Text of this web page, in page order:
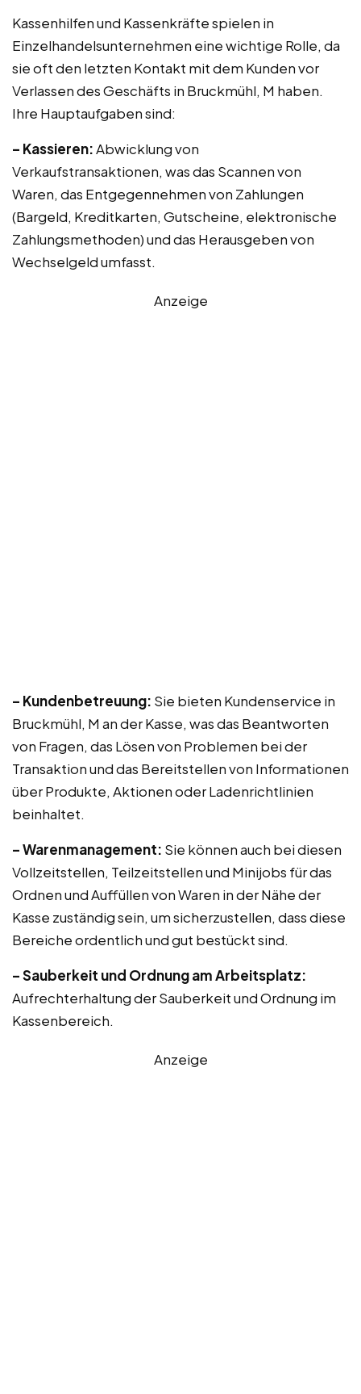
Kassenhilfen und Kassenkräfte spielen in
Einzelhandelsunternehmen eine wichtige Rolle, da
sie oft den letzten Kontakt mit dem Kunden vor
Verlassen des Geschäfts in Bruckmühl, M haben.
Ihre Hauptaufgaben sind:
– Kassieren:Abwicklung von
Verkaufstransaktionen, was das Scannen von
Waren, das Entgegennehmen von Zahlungen
(Bargeld, Kreditkarten, Gutscheine, elektronische
Zahlungsmethoden) und das Herausgeben von
Wechselgeld umfasst.
Anzeige
– Kundenbetreuung: Sie bieten Kundenservice in
Bruckmühl, M an der Kasse, was das Beantworten
von Fragen, das Lösen von Problemen bei der
Transaktion und das Bereitstellen von Informationen
über Produkte, Aktionen oder Ladenrichtlinien
beinhaltet.
– Warenmanagement: Sie können auch bei diesen
Vollzeitstellen, Teilzeitstellen und Minijobs für das
Ordnen und Auffüllen von Waren in der Nähe der
Kasse zuständig sein, um sicherzustellen, dass diese
Bereiche ordentlich und gut bestückt sind.
– Sauberkeit und Ordnung am Arbeitsplatz:
Aufrechterhaltung der Sauberkeit und Ordnung im
Kassenbereich.
Anzeige